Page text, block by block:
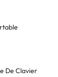
De Clavier